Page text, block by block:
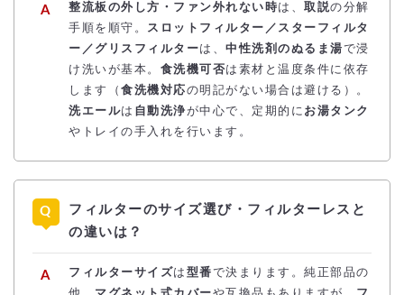
整流板の外し方・ファン外れない時は、 取説の分解
手順を順守。 スロットフィルター／スターフィルタ
ー／グリスフィルターは、 中性洗剤のぬるま湯で浸
け洗いが基本。 食洗機可否は素材と温度条件に依存
します（ 食洗機対応の明記がない場合は避ける）。
洗エールは 自動洗浄が中心で、定期的に お湯タンク
やトレイの手入れを行います。
フィルターのサイズ選び・フィルターレスと
の違いは？
フィルターサイズは 型番で決まります。純正部品の